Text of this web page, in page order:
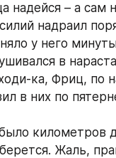
надейся – а сам
надраил
у него
в
ка, Фриц, по
в них по
километров
Жаль,